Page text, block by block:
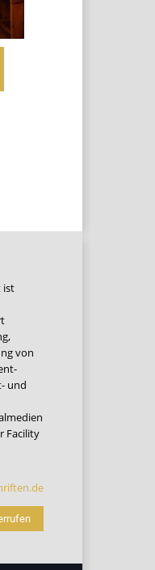
ist
von
und
Facility